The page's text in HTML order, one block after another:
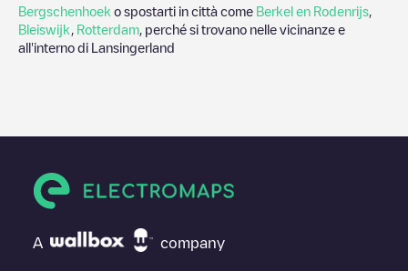
Bergschenhoek o spostarti in città come Berkel en Rodenrijs
Bleiswijk
Rotterdam , perché si trovano nelle vicinanze e
all'interno di Lansingerland
A company